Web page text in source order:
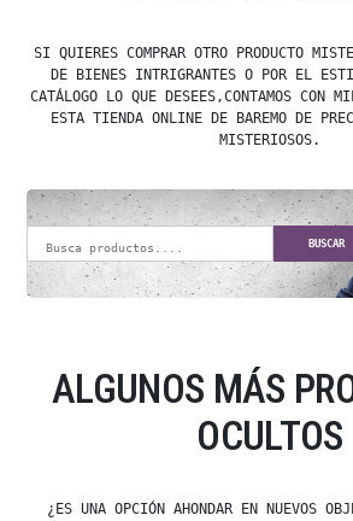
SI QUIERES COMPRAR OTRO PRODUCTO
DE BIENES INTRIGRANTES O POR EL
CATÁLOGO LO QUE DESEES,CONTAMOS CON
ESTA TIENDA ONLINE DE BAREMO DE
MISTERIOSOS.
BUSCAR
ALGUNOS MÁS
OCULTOS
¿ES UNA OPCIÓN AHONDAR EN NUEVOS